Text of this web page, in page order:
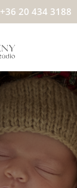
+36 20 434 3188